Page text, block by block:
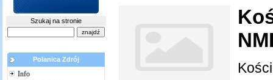
Szukaj na stronie
Polanica Zdrój
Info